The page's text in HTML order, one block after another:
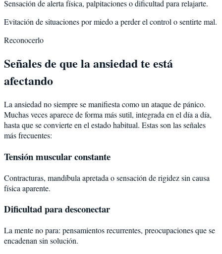
Sensación de alerta física, palpitaciones o dificultad para relajarte.
Evitación de situaciones por miedo a perder el control o sentirte mal.
Reconocerlo
Señales de que la ansiedad te está
afectando
La ansiedad no siempre se manifiesta como un ataque de pánico.
Muchas veces aparece de forma más sutil, integrada en el día a día,
hasta que se convierte en el estado habitual. Estas son las señales
más frecuentes:
Tensión muscular constante
Contracturas, mandíbula apretada o sensación de rigidez sin causa
física aparente.
Dificultad para desconectar
La mente no para: pensamientos recurrentes, preocupaciones que se
encadenan sin solución.